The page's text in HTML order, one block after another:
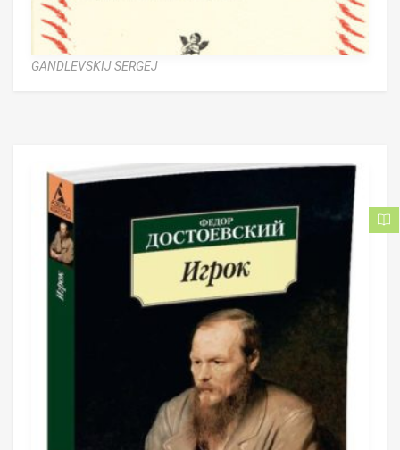
GANDLEVSKIJ SERGEJ